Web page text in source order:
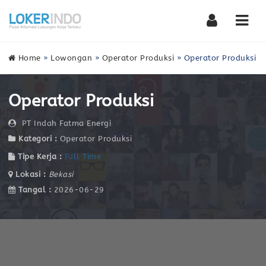
Home » Lowongan » Operator Produksi » Operator Produksi
Operator Produksi
PT Indah Fatma Energi
Kategori : Operator Produksi
Tipe Kerja : Full Time
Lokasi : Bekasi
Tangal : 2026-06-29